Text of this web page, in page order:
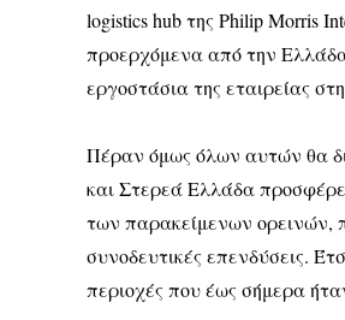
logistics hub της Philip Morris
προερχόμενα από την
εργοστάσια της εταιρείας
Πέραν όμως όλων αυτών θα
και Στερεά Ελλάδα
των παρακείμενων ορεινών,
συνοδευτικές επενδύσεις.
περιοχές που έως σήμερα